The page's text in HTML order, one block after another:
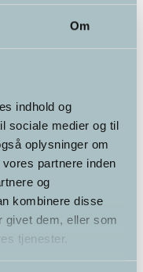
Om
indhold og
sociale medier og til
oplysninger om
partnere inden
og
kombinere disse
givet dem, eller som
tjenester.